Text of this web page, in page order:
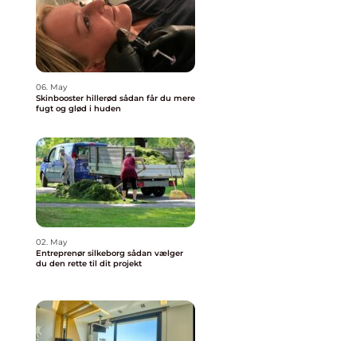
06. May
Skinbooster hillerød sådan får du mere
fugt og glød i huden
02. May
Entreprenør silkeborg sådan vælger
du den rette til dit projekt